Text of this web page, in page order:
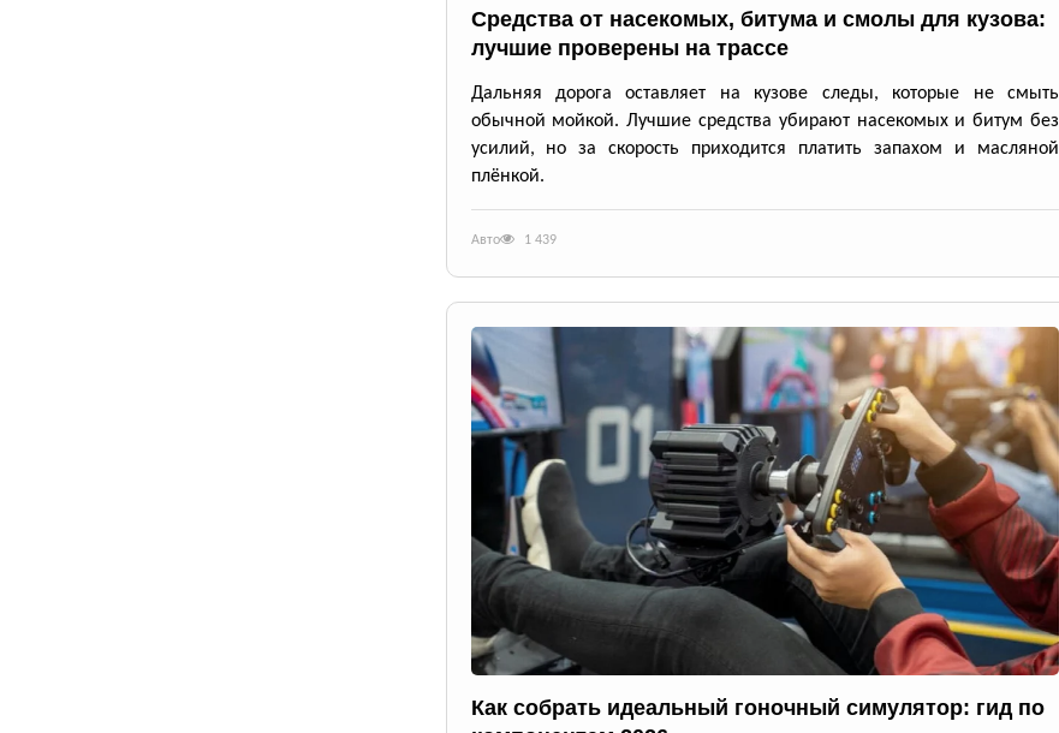
Средства от насекомых, битума и смолы для кузова:
лучшие проверены на трассе
Дальняя дорога оставляет на кузове следы, которые не смыть
обычной мойкой. Лучшие средства убирают насекомых и битум без
усилий, но за скорость приходится платить запахом и масляной
плёнкой.
Авто 1 439
Как собрать идеальный гоночный симулятор: гид по